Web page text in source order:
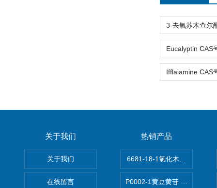
关于我们
关于我们
在线留言
热销产品
6681-18-1氯化木兰花碱
P0002-1黄豆黄苷 40246-10-